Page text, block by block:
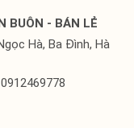
BUÔN - BÁN LẺ
Hà, Ba Đình, Hà